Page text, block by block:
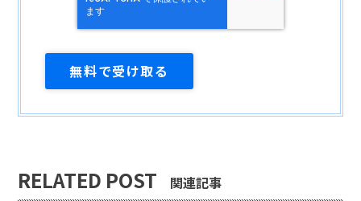
RELATED POST 関連記事